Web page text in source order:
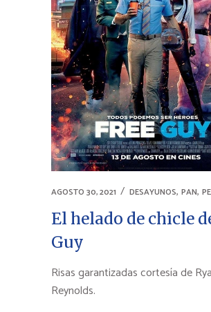
AGOSTO 30, 2021 DESAYUNOS, PAN,
El helado de chicle
Guy
Risas garantizadas cortesía de
Reynolds.